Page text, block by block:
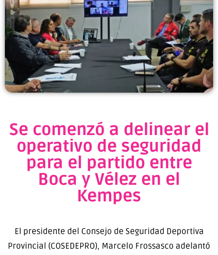
Se comenzó a delinear el
operativo de seguridad
para el partido entre
Boca y Vélez en el
Kempes
El presidente del Consejo de Seguridad Deportiva
Provincial (COSEDEPRO), Marcelo Frossasco adelantó